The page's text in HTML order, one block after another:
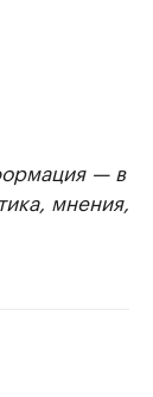
— в
мнения,